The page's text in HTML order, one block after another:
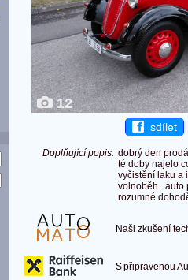
12
sdílet
Doplňující popis: dobrý den
té doby najelo
vyčistění laku a
volnoběh . auto
rozumné
Naši zkušení
S připravenou